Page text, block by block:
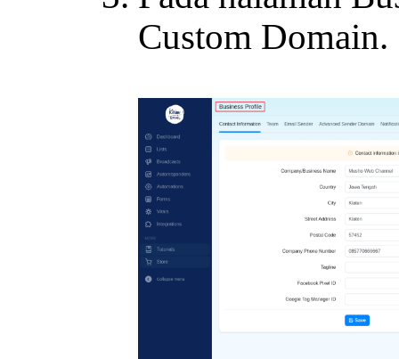
Custom Domain.